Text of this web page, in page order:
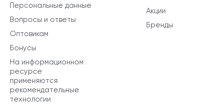
Акции
Бренды
Персональные данные
Вопросы и ответы
Оптовикам
Бонусы
На информационном
ресурсе
применяются
рекомендательные
технологии